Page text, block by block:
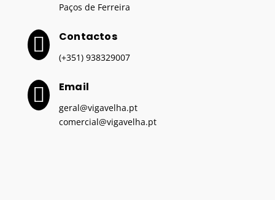
Paços de Ferreira
 Contactos
(+351) 938329007
 Email
geral@vigavelha.pt
comercial@vigavelha.pt